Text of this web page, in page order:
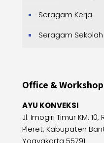
Seragam Kerja
Seragam Sekolah
Office & Workshop
AYU KONVEKSI
Jl. Imogiri Timur KM.
Pleret, Kabupaten
Yogyakarta 55791